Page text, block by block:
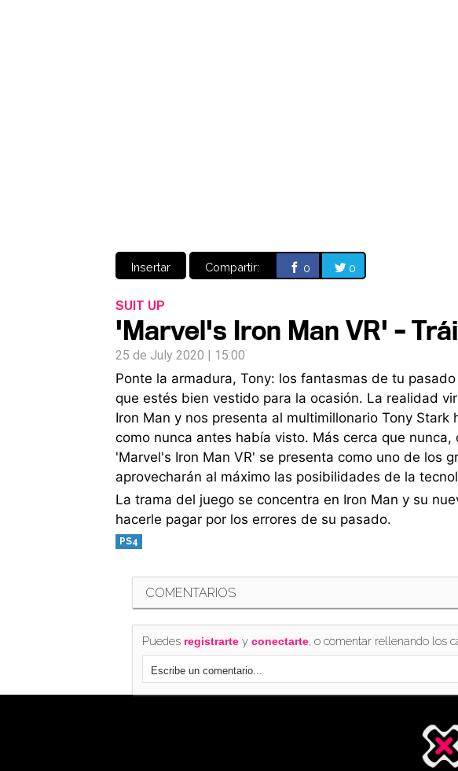
Insertar Compartir: 0 0
SUIT UP
'Marvel's Iron Man VR' –
25 de July 2020 | 15:00
Ponte la armadura, Tony: los fantasmas de tu
que estés bien vestido para la ocasión. La realidad
Iron Man y nos presenta al multimillonario Tony
como nunca antes había visto. Más cerca que
'Marvel's Iron Man VR' se presenta como uno de los
aprovecharán al máximo las posibilidades de la
La trama del juego se concentra en Iron Man y su
hacerle pagar por los errores de su pasado.
PS4
COMENTARIOS
Puedes registrartey conectarte, o comentar rellenando los